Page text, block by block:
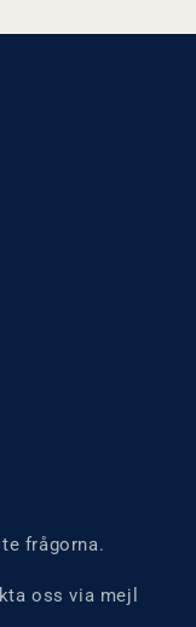
frågorna.
oss via mejl